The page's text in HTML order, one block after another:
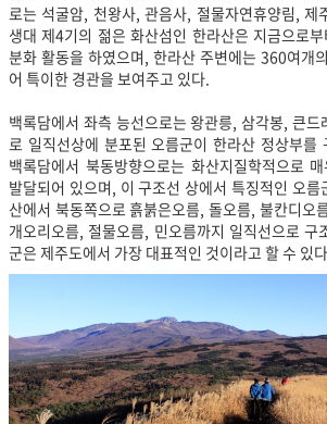
로는 석굴암, 천왕사, 관음사, 절물자연휴양림, 제
생대 제4기의 젊은 화산섬인 한라산은 지금으로
분화 활동을 하였으며, 한라산 주변에는 360여개
어 특이한 경관을 보여주고 있다.
백록담에서 좌측 능선으로는 왕관릉, 삼각봉, 큰드
로 일직선상에 분포된 오름군이 한라산 정상부를
백록담에서 북동방향으로는 화산지질학적으로
발달되어 있으며, 이 구조선 상에서 특징적인 오
산에서 북동쪽으로 흙붉은오름, 돌오름, 불칸디오
개오리오름, 절물오름, 민오름까지 일직선으로 구
군은 제주도에서 가장 대표적인 것이라고 할 수 있다.